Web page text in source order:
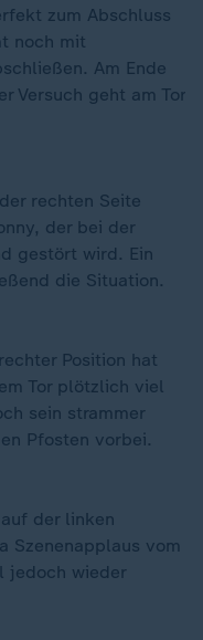
zum Abschluss
noch mit
Am Ende
Versuch geht am Tor
rechten Seite
der bei der
gestört wird. Ein
die Situation.
Position hat
Tor plötzlich viel
sein strammer
Pfosten vorbei.
der linken
Szenenapplaus vom
jedoch wieder